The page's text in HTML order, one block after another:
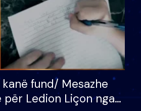
fund/ Mesazhe
për Ledion Liçon nga